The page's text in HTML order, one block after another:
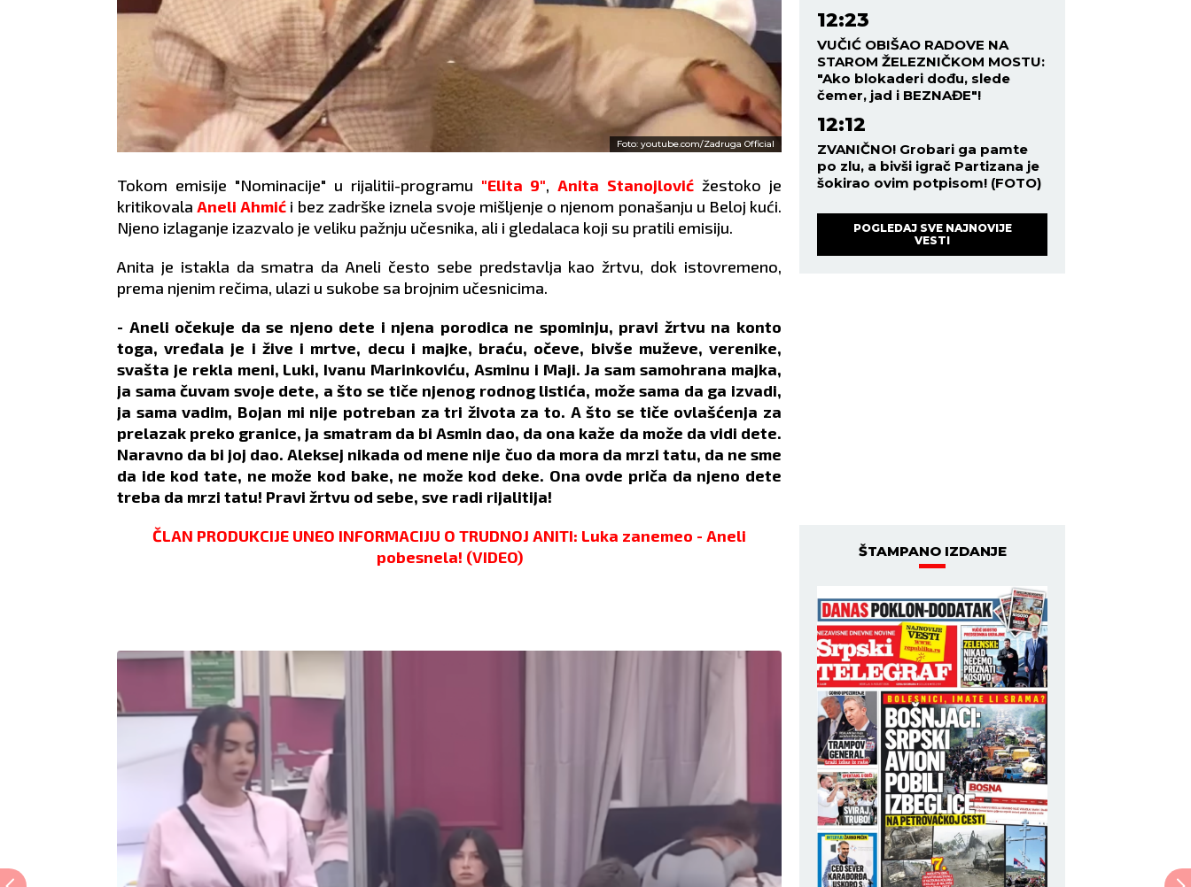
Foto: youtube.com/Zadruga Official
Tokom emisije "Nominacije" u rijalitii-programu "Elita 9",Anita Stanojlović žestoko je
kritikovalaAneli Ahmić i bez zadrške iznela svoje mišljenje o njenom ponašanju u Beloj kući.
Njeno izlaganje izazvalo je veliku pažnju učesnika, ali i gledalaca koji su pratili emisiju.
Anita je istakla da smatra da Aneli često sebe predstavlja kao žrtvu, dok istovremeno,
prema njenim rečima, ulazi u sukobe sa brojnim učesnicima.
- Aneli očekuje da se njeno dete i njena porodica ne spominju, pravi žrtvu na konto
toga, vređala je i žive i mrtve, decu i majke, braću, očeve, bivše muževe, verenike,
svašta je rekla meni, Luki, Ivanu Marinkoviću, Asminu i Maji. Ja sam samohrana majka,
ja sama čuvam svoje dete, a što se tiče njenog rodnog listića, može sama da ga izvadi,
ja sama vadim, Bojan mi nije potreban za tri života za to. A što se tiče ovlašćenja za
prelazak preko granice, ja smatram da bi Asmin dao, da ona kaže da može da vidi dete.
Naravno da bi joj dao. Aleksej nikada od mene nije čuo da mora da mrzi tatu, da ne sme
da ide kod tate, ne može kod bake, ne može kod deke. Ona ovde priča da njeno dete
treba da mrzi tatu! Pravi žrtvu od sebe, sve radi rijalitija!
ČLAN PRODUKCIJE UNEO INFORMACIJU O TRUDNOJ ANITI: Luka zanemeo - Aneli
pobesnela! (VIDEO)
12:23
VUČIĆ OBIŠAO RADOVE NA
STAROM ŽELEZNIČKOM MOSTU:
"Ako blokaderi dođu, slede
čemer, jad i BEZNAĐE"!
12:12
ZVANIČNO! Grobari ga pamte
po zlu, a bivši igrač Partizana je
šokirao ovim potpisom! (FOTO)
POGLEDAJ SVE NAJNOVIJE
VESTI
ŠTAMPANO IZDANJE